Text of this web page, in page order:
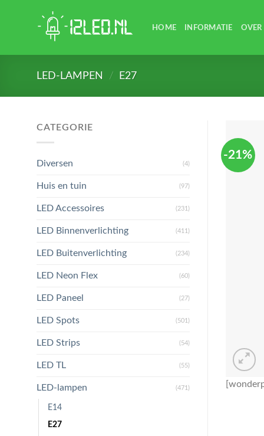
HOME INFORMATIE OVER
LED-LAMPEN / E27
CATEGORIE
Diversen (4)
Huis en tuin (97)
LED Accessoires (231)
LED Binnenverlichting (411)
LED Buitenverlichting (234)
LED Neon Flex (60)
LED Paneel (27)
LED Spots (501)
LED Strips (54)
LED TL (55)
LED-lampen (471)
E14
E27
-21%